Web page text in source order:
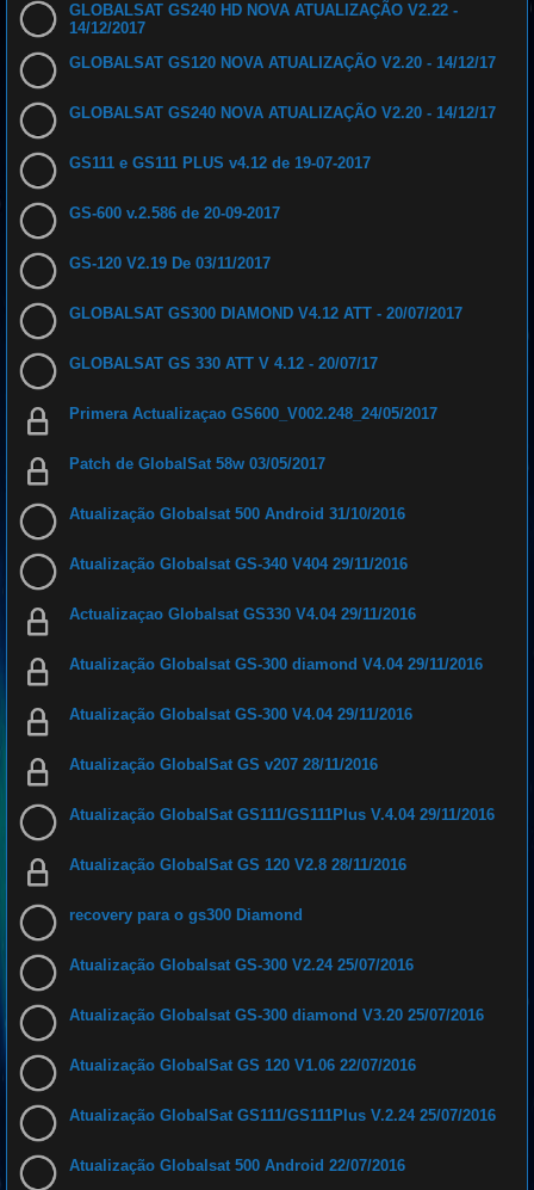
GLOBALSAT GS240 HD NOVA ATUALIZAÇÃO V2.22 -
14/12/2017
GLOBALSAT GS120 NOVA ATUALIZAÇÃO V2.20 - 14/12/17
GLOBALSAT GS240 NOVA ATUALIZAÇÃO V2.20 - 14/12/17
GS111 e GS111 PLUS v4.12 de 19-07-2017
GS-600 v.2.586 de 20-09-2017
GS-120 V2.19 De 03/11/2017
GLOBALSAT GS300 DIAMOND V4.12 ATT - 20/07/2017
GLOBALSAT GS 330 ATT V 4.12 - 20/07/17
Primera Actualizaçao GS600_V002.248_24/05/2017
Patch de GlobalSat 58w 03/05/2017
Atualização Globalsat 500 Android 31/10/2016
Atualização Globalsat GS-340 V404 29/11/2016
Actualizaçao Globalsat GS330 V4.04 29/11/2016
Atualização Globalsat GS-300 diamond V4.04 29/11/2016
Atualização Globalsat GS-300 V4.04 29/11/2016
Atualização GlobalSat GS v207 28/11/2016
Atualização GlobalSat GS111/GS111Plus V.4.04 29/11/2016
Atualização GlobalSat GS 120 V2.8 28/11/2016
recovery para o gs300 Diamond
Atualização Globalsat GS-300 V2.24 25/07/2016
Atualização Globalsat GS-300 diamond V3.20 25/07/2016
Atualização GlobalSat GS 120 V1.06 22/07/2016
Atualização GlobalSat GS111/GS111Plus V.2.24 25/07/2016
Atualização Globalsat 500 Android 22/07/2016